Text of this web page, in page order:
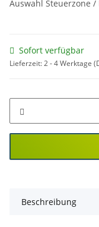
Auswahl Steuerzone
Sofort verfügbar
Lieferzeit:2 - 4 Werktage
Beschreibung